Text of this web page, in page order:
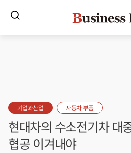
기업과산업 자동차·부품
현대차의 수소전기차 대
협공 이겨내야